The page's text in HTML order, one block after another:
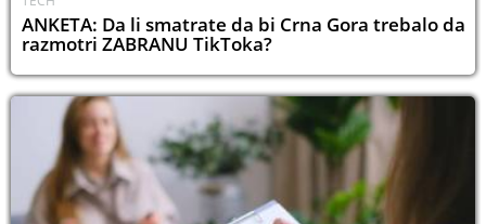
ANKETA: Da li smatrate da bi Crna Gora trebalo da
razmotri ZABRANU TikToka?